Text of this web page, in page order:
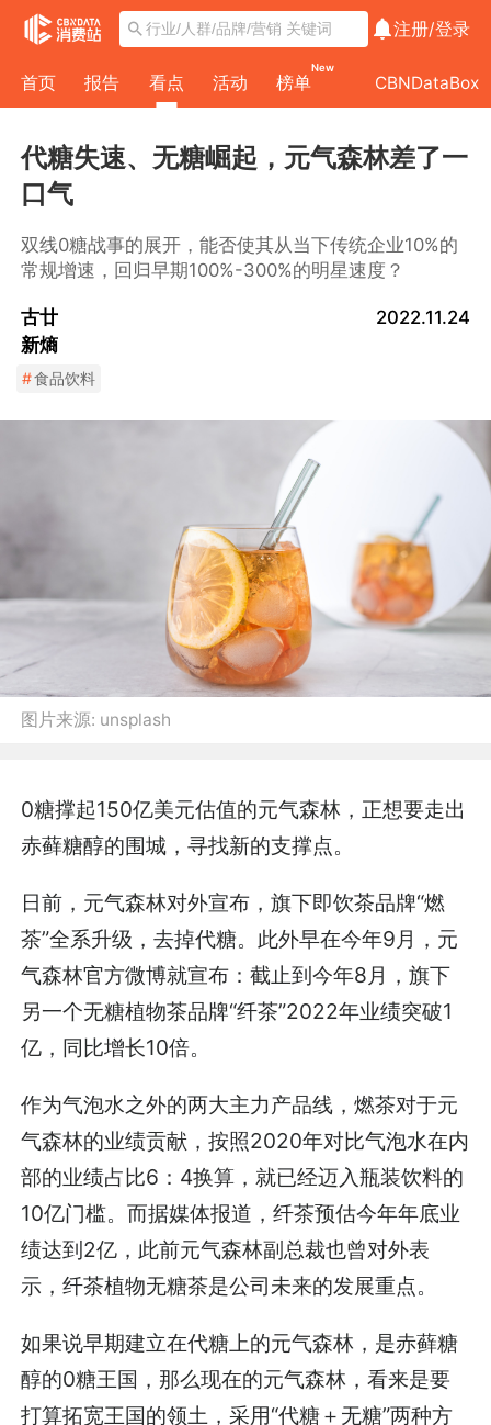
注册/登录
首页 报告 看点 活动 榜单
New
CBNDataBox
代糖失速、无糖崛起，元气森林差了一
口气
双线0糖战事的展开，能否使其从当下传统企业10%的
常规增速，回归早期100%-300%的明星速度？
古廿
新熵
2022.11.24
#食品饮料
图片来源: unsplash
0糖撑起150亿美元估值的元气森林，正想要走出
赤藓糖醇的围城，寻找新的支撑点。
日前，元气森林对外宣布，旗下即饮茶品牌“燃
茶”全系升级，去掉代糖。此外早在今年9月，元
气森林官方微博就宣布：截止到今年8月，旗下
另一个无糖植物茶品牌“纤茶”2022年业绩突破1
亿，同比增长10倍。
作为气泡水之外的两大主力产品线，燃茶对于元
气森林的业绩贡献，按照2020年对比气泡水在内
部的业绩占比6：4换算，就已经迈入瓶装饮料的
10亿门槛。而据媒体报道，纤茶预估今年年底业
绩达到2亿，此前元气森林副总裁也曾对外表
示，纤茶植物无糖茶是公司未来的发展重点。
如果说早期建立在代糖上的元气森林，是赤藓糖
醇的0糖王国，那么现在的元气森林，看来是要
打算拓宽王国的领土，采用“代糖＋无糖”两种方